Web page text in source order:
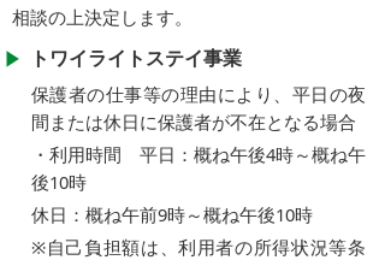
相談の上決定します。
トワイライトステイ事業
保護者の仕事等の理由により、平日の夜
間または休日に保護者が不在となる場合
・ 利用時間 平日： 概ね午後4時～概ね午
後10時
休日： 概ね午前9時～概ね午後10時
※自己負担額は、利用者の所得状況等条